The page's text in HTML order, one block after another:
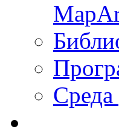
Среда